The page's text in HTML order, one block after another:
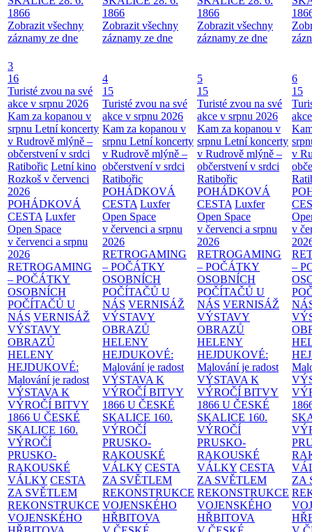
1866
Zobrazit všechny
záznamy ze dne
1866
Zobrazit všechny
záznamy ze dne
1866
Zobrazit všechny
záznamy ze dne
3
16
Turisté zvou na své
akce v srpnu 2026
Kam za kopanou v
srpnu Letní koncerty
v Rudrově mlýně –
občerstvení v srdci
Ratibořic Letní kino
Rozkoš v červenci
2026
POHÁDKOVÁ
CESTA Luxfer
Open Space
v červenci a srpnu
2026
RETROGAMING
– POČÁTKY
OSOBNÍCH
POČÍTAČŮ U
NÁS VERNISÁŽ
VÝSTAVY
OBRAZŮ
HELENY
HEJDUKOVÉ:
Malování je radost
VÝSTAVA K
VÝROČÍ BITVY
1866 U ČESKÉ
SKALICE 160.
VÝROČÍ
PRUSKO-
RAKOUSKÉ
VÁLKY CESTA
ZA SVĚTLEM
REKONSTRUKCE
VOJENSKÉHO
4
15
Turisté zvou na své
akce v srpnu 2026
Kam za kopanou v
srpnu Letní koncerty
v Rudrově mlýně –
občerstvení v srdci
Ratibořic
POHÁDKOVÁ
CESTA Luxfer
Open Space
v červenci a srpnu
2026
RETROGAMING
– POČÁTKY
OSOBNÍCH
POČÍTAČŮ U
NÁS VERNISÁŽ
VÝSTAVY
OBRAZŮ
HELENY
HEJDUKOVÉ:
Malování je radost
VÝSTAVA K
VÝROČÍ BITVY
1866 U ČESKÉ
SKALICE 160.
VÝROČÍ
PRUSKO-
RAKOUSKÉ
VÁLKY CESTA
ZA SVĚTLEM
REKONSTRUKCE
VOJENSKÉHO
HŘBITOVA
5
15
Turisté zvou na své
akce v srpnu 2026
Kam za kopanou v
srpnu Letní koncerty
v Rudrově mlýně –
občerstvení v srdci
Ratibořic
POHÁDKOVÁ
CESTA Luxfer
Open Space
v červenci a srpnu
2026
RETROGAMING
– POČÁTKY
OSOBNÍCH
POČÍTAČŮ U
NÁS VERNISÁŽ
VÝSTAVY
OBRAZŮ
HELENY
HEJDUKOVÉ:
Malování je radost
VÝSTAVA K
VÝROČÍ BITVY
1866 U ČESKÉ
SKALICE 160.
VÝROČÍ
PRUSKO-
RAKOUSKÉ
VÁLKY CESTA
ZA SVĚTLEM
REKONSTRUKCE
VOJENSKÉHO
HŘBITOVA
6
15
v
v
–
ZA